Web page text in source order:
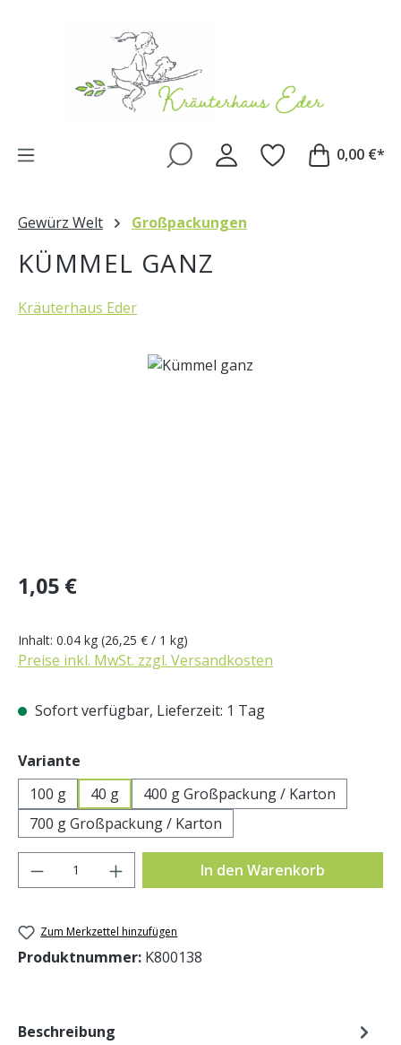
0,00 €*
Gewürz Welt Großpackungen
KÜMMEL GANZ
Kräuterhaus Eder
Bildergalerie überspringen
Regulärer Preis:
1,05 €
Inhalt: 0.04 kg (26,25 € / 1 kg)
Preise inkl. MwSt. zzgl. Versandkosten
Sofort verfügbar, Lieferzeit: 1 Tag
Variante
100 g
40 g
400 g Großpackung / Karton
700 g Großpackung / Karton
Produkt Anzahl: Gib den gewünschten
In den Warenkorb
Zum Merkzettel hinzufügen
Produktnummer: K800138
Beschreibung